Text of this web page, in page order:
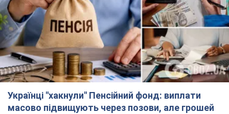
Українці "хакнули" Пенсійний фонд: виплати
масово підвищують через позови, але грошей